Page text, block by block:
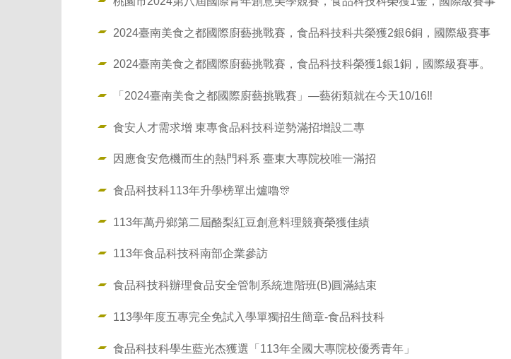
2024臺南美食之都國際廚藝挑戰賽，食品科技科共榮獲2銀6銅，國際級賽事
2024臺南美食之都國際廚藝挑戰賽，食品科技科榮獲1銀1銅，國際級賽事。
「2024臺南美食之都國際廚藝挑戰賽」—藝術類就在今天10/16‼️
食安人才需求增 東專食品科技科逆勢滿招增設二專
因應食安危機而生的熱門科系 臺東大專院校唯一滿招
食品科技科113年升學榜單出爐嚕🎊
113年萬丹鄉第二屆酪梨紅豆創意料理競賽榮獲佳績
113年食品科技科南部企業參訪
食品科技科辦理食品安全管制系統進階班(B)圓滿結束
113學年度五專完全免試入學單獨招生簡章-食品科技科
食品科技科學生藍光杰獲選「113年全國大專院校優秀青年」